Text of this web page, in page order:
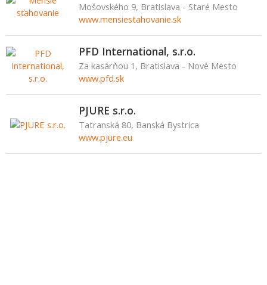
Mošovského 9, Bratislava - Staré Mesto
www.mensiestahovanie.sk
PFD International, s.r.o.
Za kasárňou 1, Bratislava - Nové Mesto
www.pfd.sk
PJURE s.r.o.
Tatranská 80, Banská Bystrica
www.pjure.eu